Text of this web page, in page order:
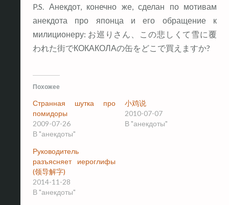
P.S. Анекдот, конечно же, сделан по мотивам
анекдота про японца и его обращение к
милиционеру: お巡りさん、この悲しくて雪に覆
われた街でКОКАКОЛАの缶をどこで買えますか?
Похожее
Странная шутка про
помидоры
2009-07-26
В "анекдоты"
小鸡说
2010-07-07
В "анекдоты"
Руководитель
разъясняет иероглифы
(领导解字)
2014-11-28
В "анекдоты"